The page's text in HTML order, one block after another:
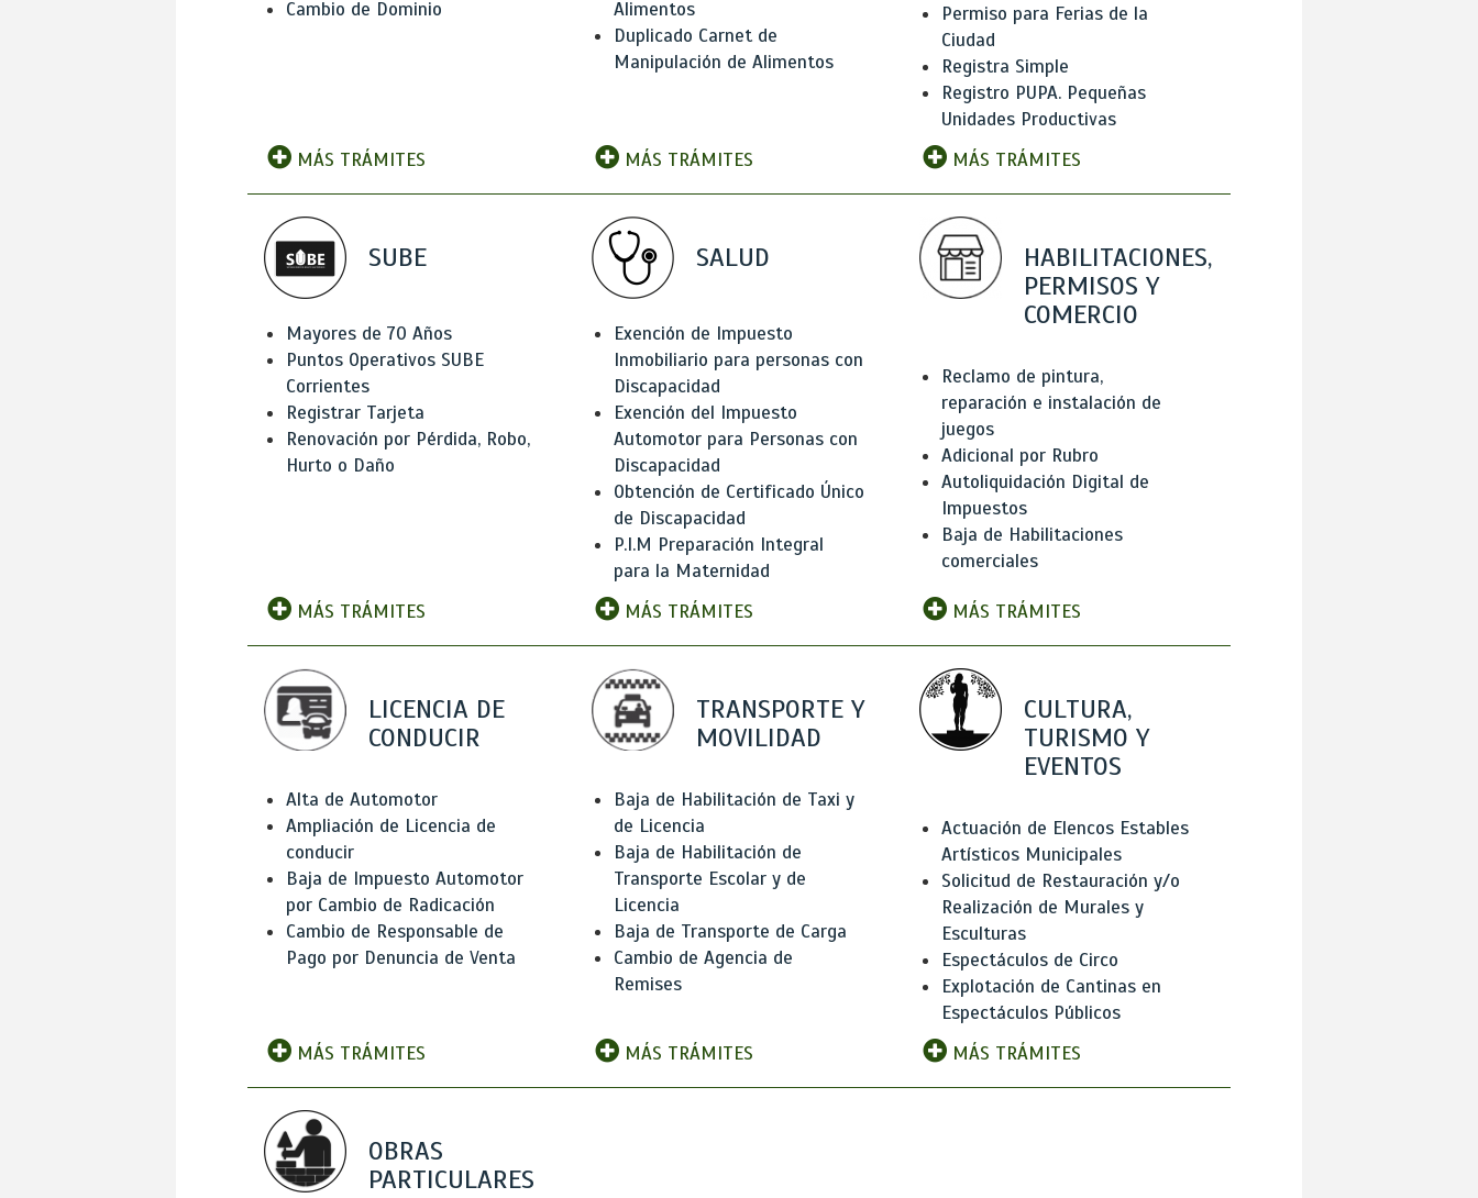
Cambio de Dominio
MÁS TRÁMITES
Alimentos
Duplicado Carnet de
Manipulación de Alimentos
MÁS TRÁMITES
Permiso para Ferias de la
Ciudad
Registra Simple
Registro PUPA. Pequeñas
Unidades Productivas
MÁS TRÁMITES
SUBE
Mayores de 70 Años
Puntos Operativos SUBE
Corrientes
Registrar Tarjeta
Renovación por Pérdida, Robo,
Hurto o Daño
MÁS TRÁMITES
SALUD
Exención de Impuesto
Inmobiliario para personas con
Discapacidad
Exención del Impuesto
Automotor para Personas con
Discapacidad
Obtención de Certificado Único
de Discapacidad
P.I.M Preparación Integral
para la Maternidad
MÁS TRÁMITES
HABILITACIONES,
PERMISOS Y
COMERCIO
Reclamo de pintura,
reparación e instalación de
juegos
Adicional por Rubro
Autoliquidación Digital de
Impuestos
Baja de Habilitaciones
comerciales
MÁS TRÁMITES
LICENCIA DE
CONDUCIR
Alta de Automotor
Ampliación de Licencia de
conducir
Baja de Impuesto Automotor
por Cambio de Radicación
Cambio de Responsable de
Pago por Denuncia de Venta
MÁS TRÁMITES
TRANSPORTE Y
MOVILIDAD
Baja de Habilitación de Taxi y
de Licencia
Baja de Habilitación de
Transporte Escolar y de
Licencia
Baja de Transporte de Carga
Cambio de Agencia de
Remises
MÁS TRÁMITES
CULTURA,
TURISMO Y
EVENTOS
Actuación de Elencos Estables
Artísticos Municipales
Solicitud de Restauración y/o
Realización de Murales y
Esculturas
Espectáculos de Circo
Explotación de Cantinas en
Espectáculos Públicos
MÁS TRÁMITES
OBRAS
PARTICULARES